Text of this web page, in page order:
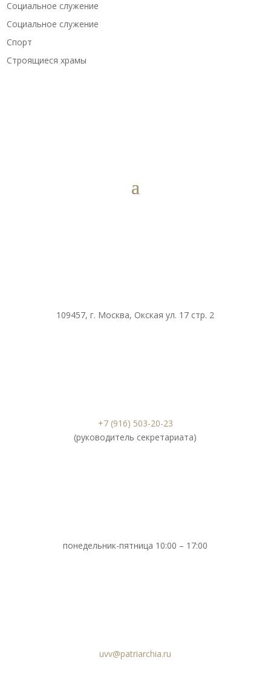
Социальное служение
Социальное служение
Спорт
Строящиеся храмы
109457, г. Москва, Окская ул. 17 стр. 2
+7 (916) 503-20-23
(руководитель секретариата)
понедельник-пятница 10:00 – 17:00
uvv@patriarchia.ru